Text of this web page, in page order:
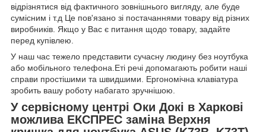
відрізнятися від фактичного зовнішнього вигляду, але буде
сумісним і т.д Це пов'язано зі постачаннями товару від різних
виробників. Якщо у Вас є питання щодо товару, задайте
перед купівлею.
У наш час тежело представити сучасну людину без ноутбука
або мобільного телефона.Еті речі допомагають робити наші
справи простішими та швидшими. Ергономічна клавіатура
зробить вашу роботу набагато зручнішою.
У сервісному центрі Оки Докі в Харкові
можлива ЕКСПРЕС заміна Верхня